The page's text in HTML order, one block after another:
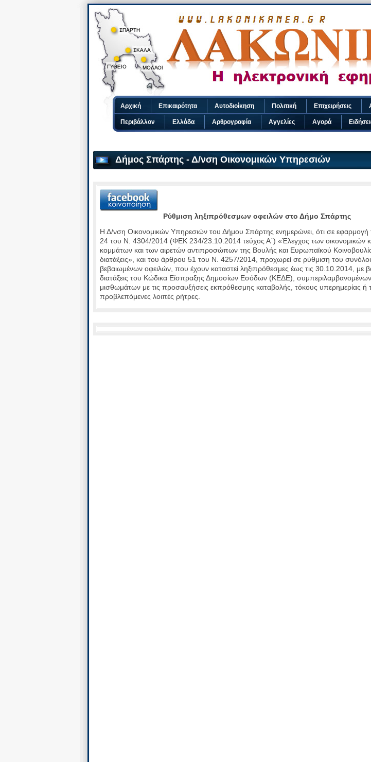
Δήμος Σπάρτης - Δ/νση Οικονομικών Υπηρεσιών
Ρύθμιση ληξιπρόθεσμων οφειλών στο Δήμο Σπάρτης
Η Δ/νση Οικονομικών Υπηρεσιών του Δήμου Σπάρτης ενημερώνει, ότι σε
24 του Ν. 4304/2014 (ΦΕΚ 234/23.10.2014 τεύχος Α΄) «Έλεγχος των οικονομικών
κομμάτων και των αιρετών αντιπροσώπων της Βουλής και Ευρωπαϊκού
διατάξεις», και του άρθρου 51 του Ν. 4257/2014, προχωρεί σε ρύθμιση του
βεβαιωμένων οφειλών, που έχουν καταστεί ληξιπρόθεσμες έως τις 30.10.2014, με
διατάξεις του Κώδικα Είσπραξης Δημοσίων Εσόδων (ΚΕΔΕ),
μισθωμάτων με τις προσαυξήσεις εκπρόθεσμης καταβολής, τόκους υπερημερίας ή
προβλεπόμενες λοιπές ρήτρες.
Αρχική Επικαιρότητα Αυτοδιοίκηση Πολιτική Επιχειρήσεις
Περιβάλλον Ελλάδα Αρθρογραφία Αγγελίες Αγορά